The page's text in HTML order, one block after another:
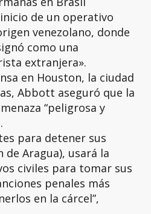
de un operativo
venezolano, donde
como una
extranjera».
en Houston, la ciudad
Abbott aseguró que la
“peligrosa y
para detener sus
de Aragua), usará la
civiles para tomar sus
penales más
en la cárcel”,